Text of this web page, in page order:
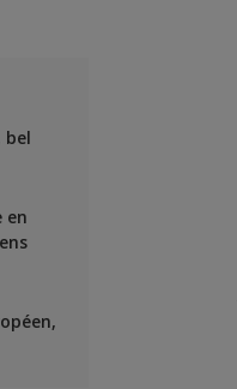
bel
en